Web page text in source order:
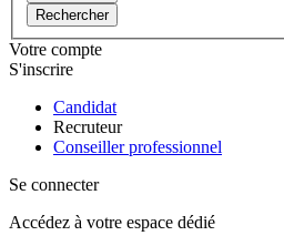
Rechercher
Votre compte
S'inscrire
Candidat
Recruteur
Conseiller professionnel
Se connecter
Accédez à votre espace dédié